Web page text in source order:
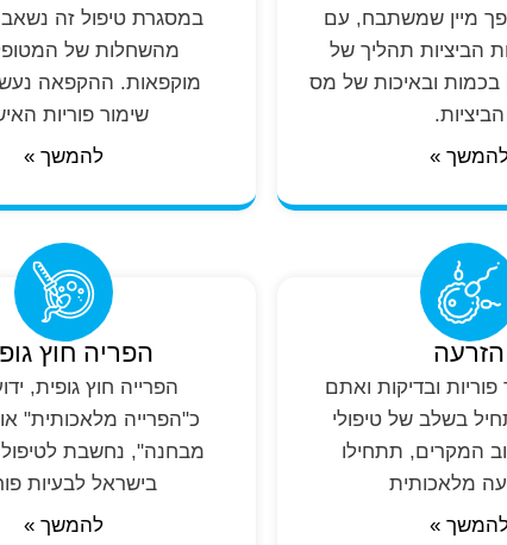
מיין שמשתבח, עם
הביציות תהליך של
בכמות ובאיכות של מס
הביציות.
»
במסגרת טיפול זה
מהשחלות של
מוקפאות. ההקפאה
שימור פוריות
להמשך »
הזרעה
ובדיקות ואתם
בשלב של טיפולי
המקרים, תתחילו
מלאכותית
»
הפריה חוץ
הפרייה חוץ גופית,
כ"הפרייה מלאכותית"
מבחנה", נחשבת לטיפול
בישראל לבעיות
להמשך »